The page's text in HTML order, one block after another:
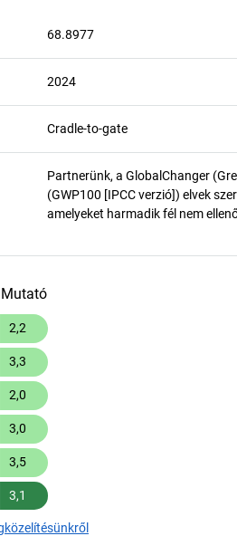
68.8977
2024
Cradle-to-gate
Partnerünk, a GlobalChanger
(GWP100 [IPCC verzió]) elvek
amelyeket harmadik fél nem
Mutató
2,2
3,3
2,0
3,0
3,5
3,1